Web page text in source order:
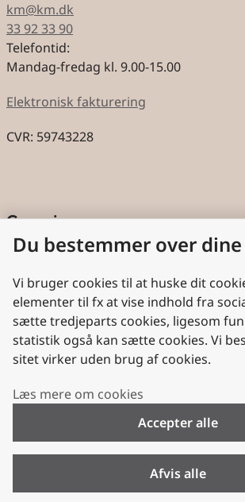
km@km.dk
33 92 33 90
Telefontid:
Mandag-fredag kl. 9.00-15.00
Elektronisk fakturering
CVR: 59743228
Genveje
Cookies
Aktindsigt
Persondatabeskyttelse
Nyttige links
Plan- og Landdistriktsstyrelsen
Folkekirken.dk
Du bestemmer over
Vi bruger cookies til at huske dit
elementer til fx at vise indhold fra
sætte tredjeparts cookies, ligesom
statistik også kan sætte cookies. Vi
sitet virker uden brug af cookies.
Læs mere om cookies
Accepter alle
Afvis alle